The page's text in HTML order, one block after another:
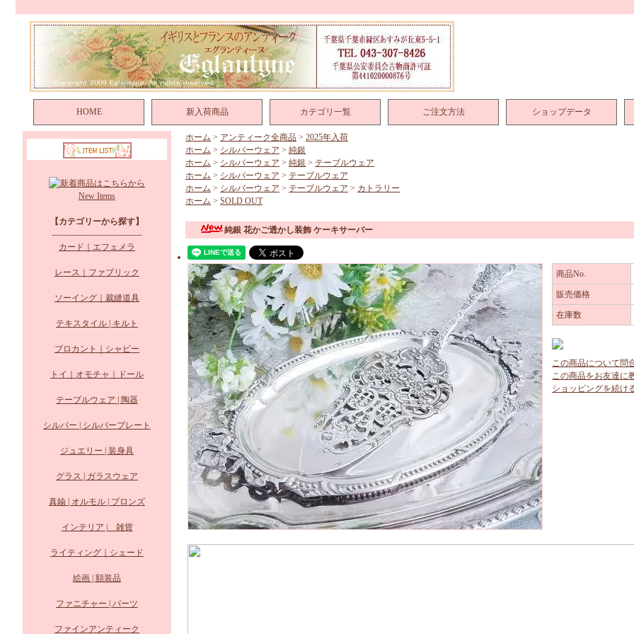
HOME 新入荷商品 カテゴリ一覧 ご注文方法 ショップデータ
New Items
【カテゴリーから探す】
--------------------------------
カード｜エフェメラ
レース｜ファブリック
ソーイング｜裁縫道具
テキスタイル | キルト
ブロカント｜シャビー
トイ｜オモチャ｜ドール
テーブルウェア | 陶器
シルバー | シルバープレート
ジュエリー | 装身具
グラス | ガラスウェア
真鍮 | オルモル | ブロンズ
インテリア | 雑貨
ライティング｜シェード
絵画 | 額装品
ファニチャー | パーツ
ファインアンティーク
ホーム > アンティーク全商品 > 2025年入荷
ホーム > シルバーウェア > 純銀
ホーム > シルバーウェア > 純銀 > テーブルウェア
ホーム > シルバーウェア > テーブルウェア
ホーム > シルバーウェア > テーブルウェア > カトラリー
ホーム > SOLD OUT
純銀 花かご透かし装飾 ケーキサーバー
商品No.
販売価格
在庫数
この商品について問
この商品をお友達に
ショッピングを続け